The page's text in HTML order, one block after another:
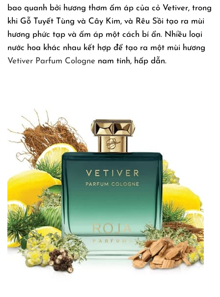
bao quanh bởi hương thơm ấm áp của cỏ Vetiver, trong
khi Gỗ Tuyết Tùng và Cây Kim, và Rêu Sồi tạo ra mùi
hương phức tạp và ấm áp một cách bí ẩn. Nhiều loại
nước hoa khác nhau kết hợp để tạo ra một mùi hương
Vetiver Parfum Cologne nam tính, hấp dẫn.